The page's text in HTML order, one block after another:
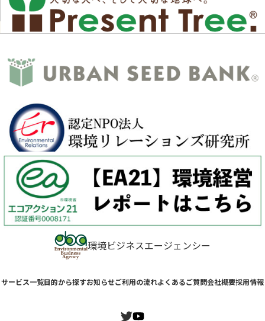
環境ビジネスエージェンシー
サービス一覧目的から探すお知らせご利用の流れよくあるご質問会社概要採用情報